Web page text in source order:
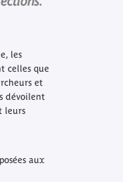
les
celles que
et
dévoilent
leurs
aux